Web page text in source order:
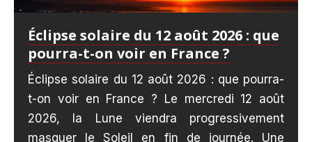
Éclipse solaire du 12 août 2026 : que
pourra-t-on voir en France ?
Éclipse solaire du 12 août 2026 : que pourra-
t-on voir en France ? Le mercredi 12 août
2026, la Lune viendra progressivement
masquer le Soleil en fin de journée. Une